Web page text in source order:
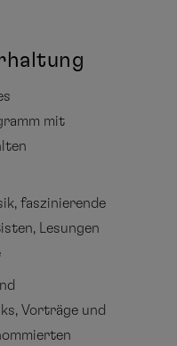
mit
faszinierende
Lesungen
Vorträge und